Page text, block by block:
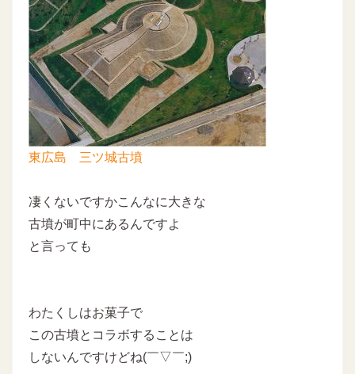
東広島 三ツ城古墳
凄くないですかこんなに大きな
古墳が町中にあるんですよ
と言っても
わたくしはお菓子で
この古墳とコラボすることは
しないんですけどね(￣▽￣;)